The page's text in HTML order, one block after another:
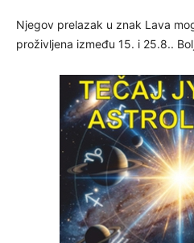
Njegov prelazak u znak Lava
proživljena između 15. i 25.8..